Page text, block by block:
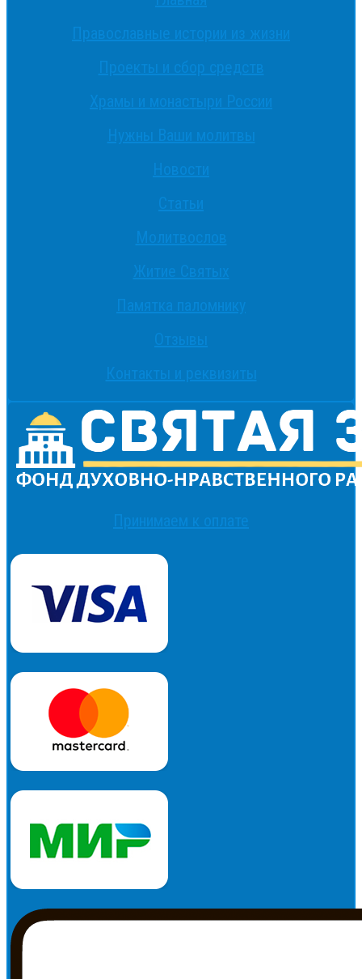
Православные истории из жизни
Проекты и сбор средств
Храмы и монастыри России
Нужны Ваши молитвы
Новости
Статьи
Молитвослов
Житие Святых
Памятка паломнику
Отзывы
Контакты и реквизиты
Принимаем к оплате